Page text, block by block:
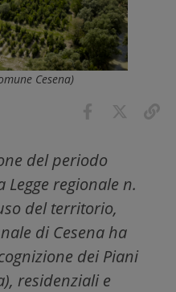
Cesena)
del periodo
regionale n.
del territorio,
di Cesena ha
dei Piani
residenziali e